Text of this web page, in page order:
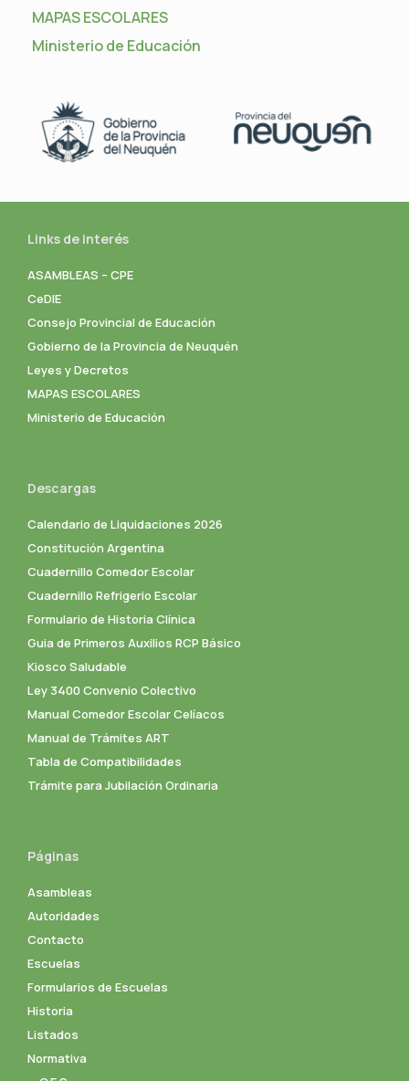
MAPAS ESCOLARES
Ministerio de Educación
Links de interés
ASAMBLEAS – CPE
CeDIE
Consejo Provincial de Educación
Gobierno de la Provincia de Neuquén
Leyes y Decretos
MAPAS ESCOLARES
Ministerio de Educación
Descargas
Calendario de Liquidaciones 2026
Constitución Argentina
Cuadernillo Comedor Escolar
Cuadernillo Refrigerio Escolar
Formulario de Historia Clínica
Guia de Primeros Auxilios RCP Básico
Kiosco Saludable
Ley 3400 Convenio Colectivo
Manual Comedor Escolar Celíacos
Manual de Trámites ART
Tabla de Compatibilidades
Trámite para Jubilación Ordinaria
Páginas
Asambleas
Autoridades
Contacto
Escuelas
Formularios de Escuelas
Historia
Listados
Normativa